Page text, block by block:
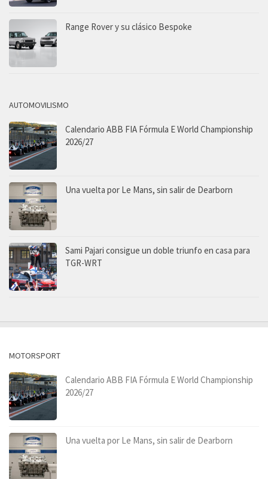
Range Rover y su clásico Bespoke
AUTOMOVILISMO
Calendario ABB FIA Fórmula E World Championship
2026/27
Una vuelta por Le Mans, sin salir de Dearborn
Sami Pajari consigue un doble triunfo en casa para
TGR-WRT
MOTORSPORT
Calendario ABB FIA Fórmula E World Championship
2026/27
Una vuelta por Le Mans, sin salir de Dearborn